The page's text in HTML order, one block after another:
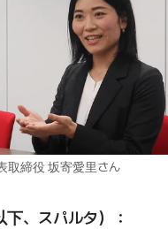
取締役 坂寄愛里さん
、スパルタ）：